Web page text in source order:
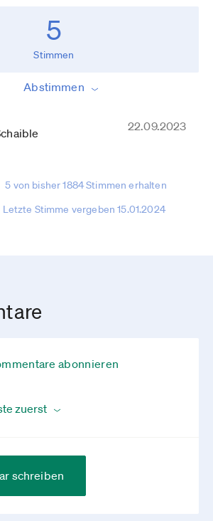
5
Stimmen
Abstimmen
22.09.2023
5 von bisher 1884 Stimmen erhalten
Letzte Stimme vergeben 15.01.2024
abonnieren
schreiben